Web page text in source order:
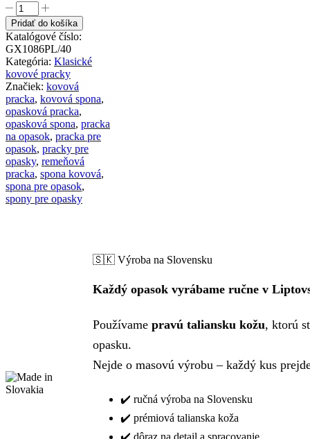
množstvo
Dizajnová
kovová
pracka
YARD,
40mm
Pridať do košíka
Katalógové číslo:
GX1086PL/40
Kategória: Klasické
kovové pracky
Značiek: kovová
pracka, kovová spona,
opasková pracka,
opasková spona, pracka
na opasok, pracka pre
opasok, pracky pre
opasky, remeňová
pracka, spona kovová,
spona pre opasok,
spony pre opasky
🇸🇰 Výroba na Slovensku
Každý opasok vyrábame ručne v
Používame pravú taliansku kožu, ktorú
opasku.
Nejde o masovú výrobu – každý kus
✔️ ručná výroba na Slovensku
✔️ prémiová talianska koža